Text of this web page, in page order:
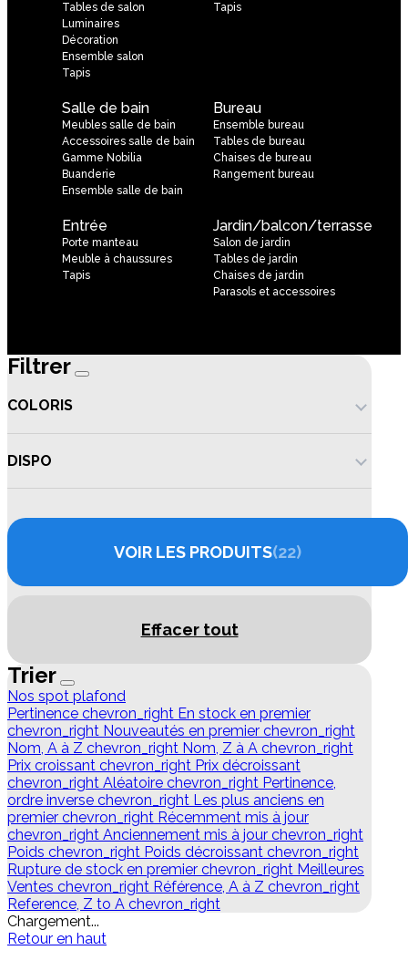
Tables de salon
Luminaires
Décoration
Ensemble salon
Tapis
Tapis
Salle de bain
Meubles salle de bain
Accessoires salle de bain
Gamme Nobilia
Buanderie
Ensemble salle de bain
Bureau
Ensemble bureau
Tables de bureau
Chaises de bureau
Rangement bureau
Entrée
Porte manteau
Meuble à chaussures
Tapis
Jardin/balcon/terrasse
Salon de jardin
Tables de jardin
Chaises de jardin
Parasols et accessoires
Filtrer
COLORIS
DISPO
VOIR LES PRODUITS 22
Effacer tout
Trier
Nos spot plafond
Pertinence chevron_right En stock en premier
chevron_right Nouveautés en premier chevron_right
Nom, A à Z chevron_right Nom, Z à A chevron_right
Prix croissant chevron_right Prix décroissant
chevron_right Aléatoire chevron_right Pertinence,
ordre inverse chevron_right Les plus anciens en
premier chevron_right Récemment mis à jour
chevron_right Anciennement mis à jour chevron_right
Poids chevron_right Poids décroissant chevron_right
Rupture de stock en premier chevron_right Meilleures
Ventes chevron_right Référence, A à Z chevron_right
Reference, Z to A chevron_right
Chargement...
Retour en haut